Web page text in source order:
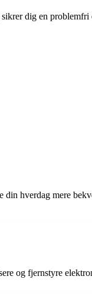
dig en problemfri
hverdag mere
og fjernstyre